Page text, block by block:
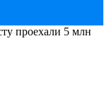
проехали 5 млн